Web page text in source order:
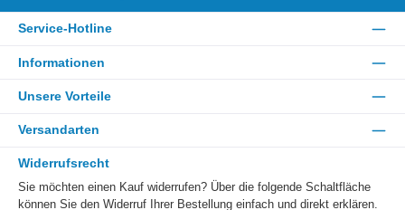
Service-Hotline
Informationen
Unsere Vorteile
Versandarten
Widerrufsrecht
Sie möchten einen Kauf widerrufen? Über die folgende Schaltfläche
können Sie den Widerruf Ihrer Bestellung einfach und direkt erklären.